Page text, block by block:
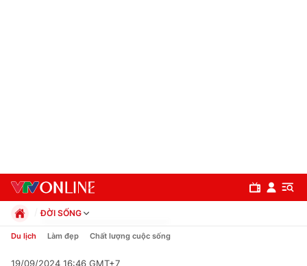
ĐỜI SỐNG
Chính trị
Du lịch Làm đẹp Chất lượng cuộc sống
19/09/2024 16:46 GMT+7